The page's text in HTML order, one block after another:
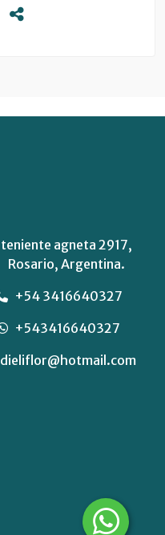
teniente agneta 2917,
Rosario, Argentina.
+54 3416640327
+543416640327
dieliflor@hotmail.com